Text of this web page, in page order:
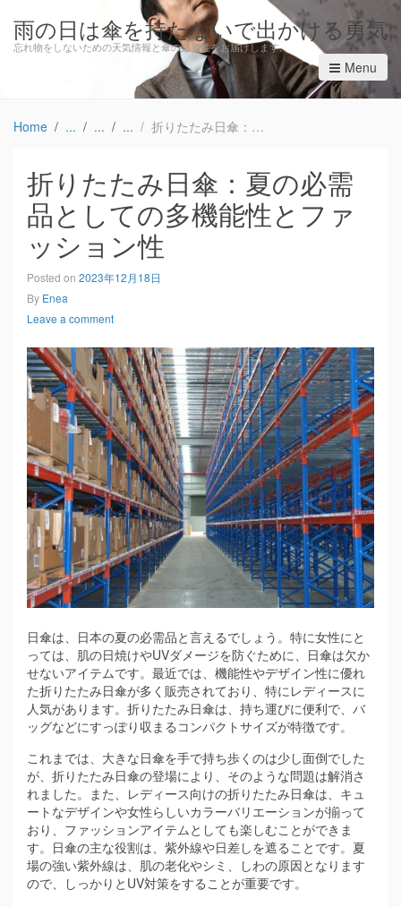
雨の日は傘を持たないで出かける勇気
忘れ物をしないための天気情報と傘の必要性をお届けします。
Menu
Home 折りたたみ日傘：夏の必需品としての多機能性とファッション性
折りたたみ日傘：夏の必需
品としての多機能性とファ
ッション性
Posted on 2023年12月18日
By Enea
Leave a comment
日傘は、日本の夏の必需品と言えるでしょう。 特に女性にと
っては、肌の日焼けやUVダメージを防ぐために、日傘は欠か
せないアイテムです。最近では、機能性やデザイン性に優れ
た折りたたみ日傘が多く販売されており、特にレディースに
人気があります。折りたたみ日傘は、持ち運びに便利で、バ
ッグなどにすっぽり収まるコンパクトサイズが特徴です。
これまでは、大きな日傘を手で持ち歩くのは少し面倒でした
が、折りたたみ日傘の登場により、そのような問題は解消さ
れました。また、レディース向けの折りたたみ日傘は、キュ
ートなデザインや女性らしいカラーバリエーションが揃って
おり、ファッションアイテムとしても楽しむことができま
す。日傘の主な役割は、紫外線や日差しを遮ることです。夏
場の強い紫外線は、肌の老化やシミ、しわの原因となります
ので、しっかりとUV対策をすることが重要です。